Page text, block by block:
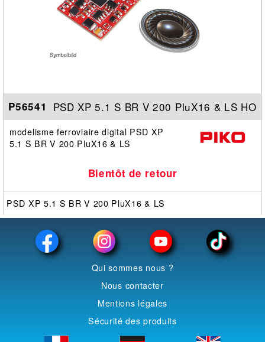
P56541 PSD XP 5.1 S BR V 200 PluX16 & LS HO
modelisme ferroviaire digital PSD XP
5.1 S BR V 200 PluX16 & LS
Bientôt de retour
PSD XP 5.1 S BR V 200 PluX16 & LS
Qui sommes nous ?
Nous contacter
Mentions légales
Sécurité des produits